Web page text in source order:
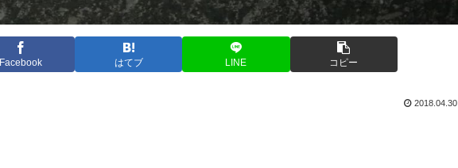
Facebook はてブ LINE コピー
2018.04.30